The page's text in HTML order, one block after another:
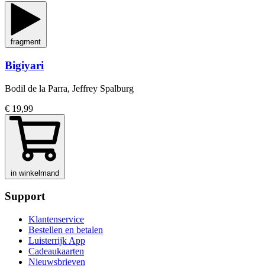
fragment
Bigiyari
Bodil de la Parra, Jeffrey Spalburg
€ 19,99
in winkelmand
Support
Klantenservice
Bestellen en betalen
Luisterrijk App
Cadeaukaarten
Nieuwsbrieven